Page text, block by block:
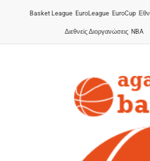
Basket League EuroLeague EuroCup
Διεθνείς Διοργανώσεις NBA